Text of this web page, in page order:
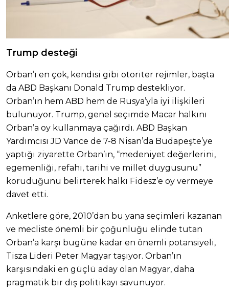
Trump desteği
Orban’ı en çok, kendisi gibi otoriter rejimler, başta
da ABD Başkanı Donald Trump destekliyor.
Orban’ın hem ABD hem de Rusya’yla iyi ilişkileri
bulunuyor. Trump, genel seçimde Macar halkını
Orban’a oy kullanmaya çağırdı. ABD Başkan
Yardımcısı JD Vance de 7-8 Nisan’da Budapeşte’ye
yaptığı ziyarette Orban’ın, “medeniyet değerlerini,
egemenliği, refahı, tarihi ve millet duygusunu”
koruduğunu belirterek halkı Fidesz’e oy vermeye
davet etti.
Anketlere göre, 2010’dan bu yana seçimleri kazanan
ve mecliste önemli bir çoğunluğu elinde tutan
Orban’a karşı bugüne kadar en önemli potansiyeli,
Tisza Lideri Peter Magyar taşıyor. Orban’ın
karşısındaki en güçlü aday olan Magyar, daha
pragmatik bir dış politikayı savunuyor.